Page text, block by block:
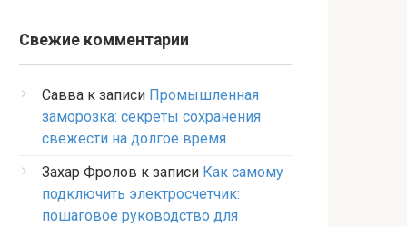
Свежие комментарии
Савва к записи Промышленная
заморозка: секреты сохранения
свежести на долгое время
Захар Фролов к записи Как самому
подключить электросчетчик:
пошаговое руководство для